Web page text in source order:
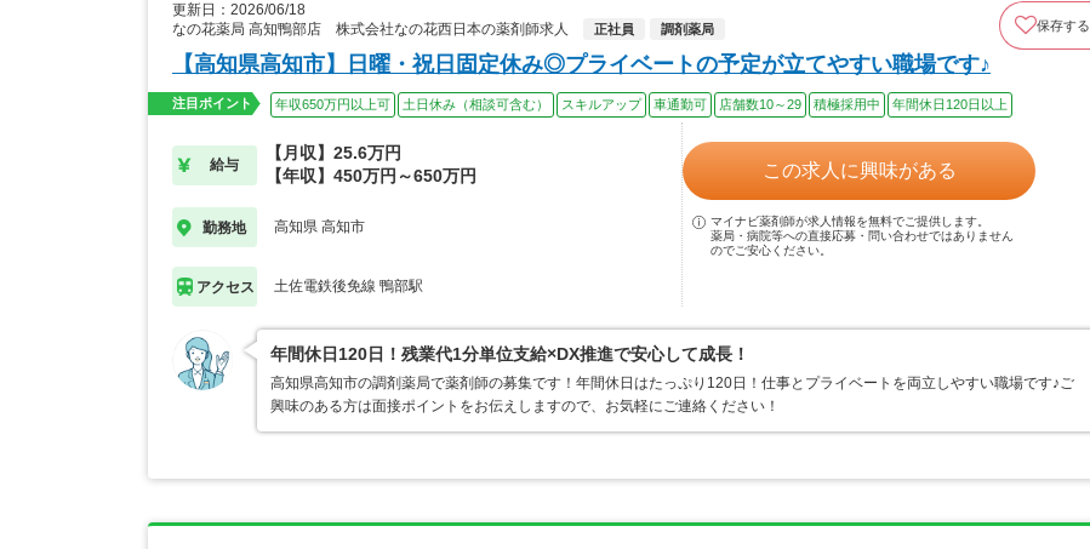
更新日：2026/06/18
なの花薬局 高知鴨部店 株式会社なの花西日本の薬剤師求人
正社員 調剤薬局 保存する
【高知県高知市】日曜・祝日固定休み◎プライベートの予定が立てやすい職場です♪
注目ポイント 年収650万円以上可 土日休み（相談可含む） スキルアップ 車通勤可 店舗数10～29 積極採用中 年間休日120日以上
給与
【月収】25.6万円
【年収】450万円～650万円
勤務地 高知県 高知市
アクセス 土佐電鉄後免線 鴨部駅
この求人に興味がある
マイナビ薬剤師が求人情報を無料でご提供します。
薬局・病院等への直接応募・問い合わせではありません
のでご安心ください。
年間休日120日！残業代1分単位支給×DX推進で安心して成長！
高知県高知市の調剤薬局で薬剤師の募集です！年間休日はたっぷり120日！仕事とプライベートを両立しやすい職場です♪ご
興味のある方は面接ポイントをお伝えしますので、お気軽にご連絡ください！